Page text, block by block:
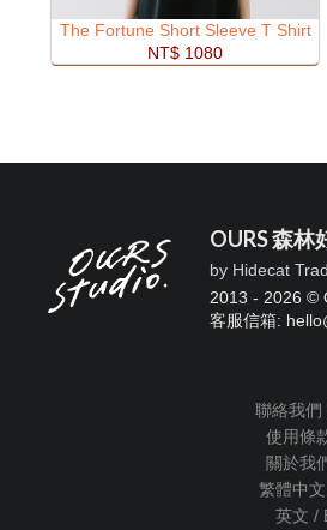
The Fortune Short Sleeve T Shirt
NT$ 1080
OURS 森林
by Hidecat
2013 - 2026 ©
客服信箱: hello
聯絡我們
使用條
關於我
繁體中
英文 /